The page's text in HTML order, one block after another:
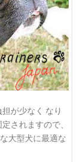
が少なく なり
されますので、
大型犬に最適な